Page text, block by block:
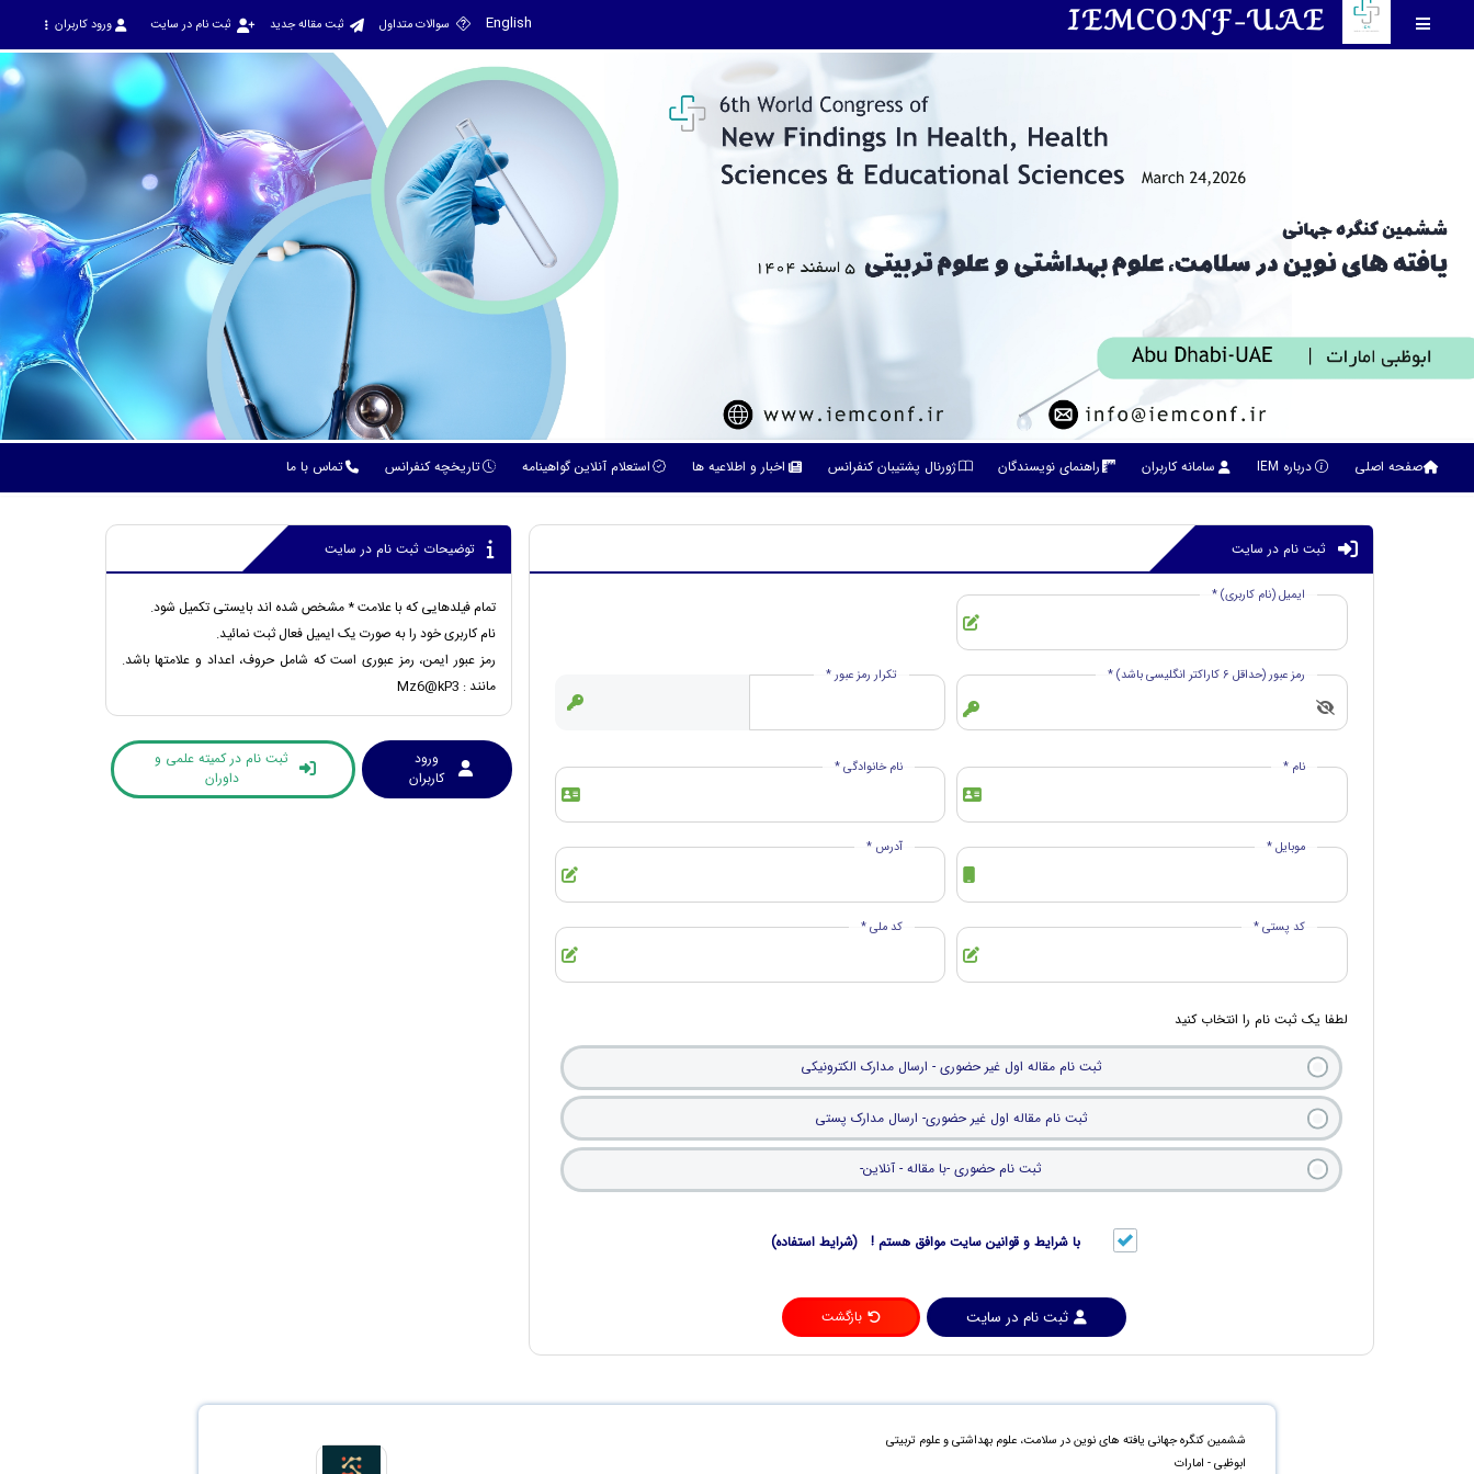
IEMCONF-UAE
English سوالات متداول ثبت مقاله جدید ثبت نام در سایت ورود کاربران
صفحه اصلی درباره IEM سامانه کاربران راهنمای نویسندگان ژورنال پشتیبان کنفرانس اخبار و اطلاعیه ها استعلام آنلاین گواهینامه تاریخچه کنفرانس تماس با ما
ثبت نام در سایت
ایمیل (نام کاربری) *
رمز عبور (حداقل 6 کاراکتر انگلیسی باشد) * تکرار رمز عبور *
نام * نام خانوادگی *
موبایل * آدرس *
کد پستی * کد ملی *
لطفا یک ثبت نام را انتخاب کنید
ثبت نام مقاله اول غیر حضوری - ارسال مدارک الکترونیکی
ثبت نام مقاله اول غیر حضوری- ارسال مدارک پستی
ثبت نام حضوری -با مقاله - آنلاین-
با شرایط و قوانین سایت موافق هستم ! (شرایط استفاده)
ثبت نام در سایت بازگشت
توضیحات ثبت نام در سایت
تمام فیلدهایی که با علامت * مشخص شده اند بایستی تکمیل شود.
نام کاربری خود را به صورت یک ایمیل فعال ثبت نمائید.
رمز عبور ایمن، رمز عبوری است که شامل حروف، اعداد و علامتها باشد.
مانند : Mz6@kP3
ورود
کاربران
ثبت نام در کمیته علمی و
داوران
ششمین کنگره جهانی یافته های نوین در سلامت، علوم بهداشتی و علوم تربیتی
ابوظبی - امارات